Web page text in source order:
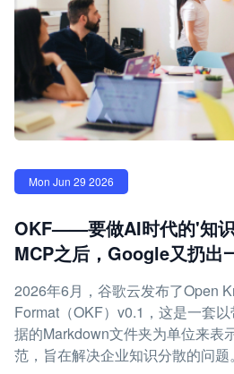
Mon Jun 29 2026
OKF——要做AI时代的'知
MCP之后，Google又扔出
2026年6月，谷歌云发布了Open
Format（OKF）v0.1，这是一套
据的Markdown文件夹为单位来表
范，旨在解决企业知识分散的问题。